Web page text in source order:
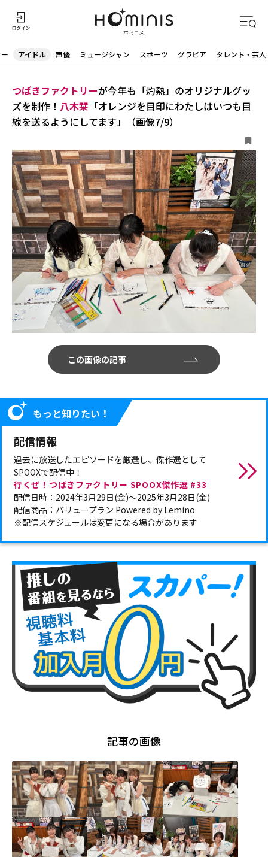
アイドル 声優 ミュージシャン スポーツ グラビア タレント・芸人
つばきファクトリーが今年も「灼熱」のオリジナルグッ
ズを制作！ 八木栞 「オレンジを目印にわたしはいつも目
線を送るようにしてます」（画像7/9）
この画像の記事
もっと知りたい！
配信情報
過去に放送したエピソードを厳選し、傑作選として
SPOOXで配信中！
行くぜ！つばきファクトリー SPOOX傑作選 #33
配信日時：2024年3月29日(金)～2025年3月28日(金)
配信商品：バリュープラン Powered by Lemino
※配信スケジュールは変更になる場合があります
記事の画像